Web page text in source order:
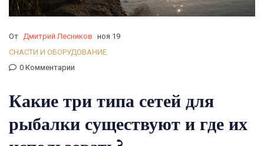
От Дмитрий Лесников ноя 19
СНАСТИ И ОБОРУДОВАНИЕ
0 Комментарии
Какие три типа сетей для
рыбалки существуют и где их